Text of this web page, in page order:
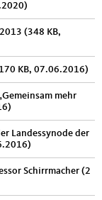
(348 KB,
KB, 07.06.2016)
mehr
Landessynode der
Schirrmacher (2